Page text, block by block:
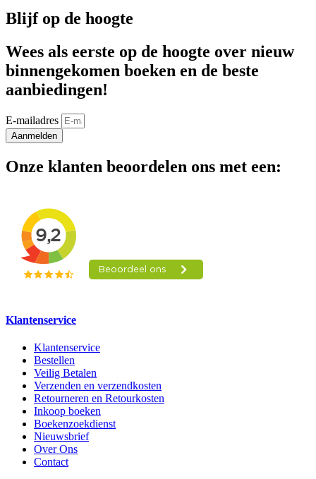
Blijf op de hoogte
Wees als eerste op de hoogte over nieuw
binnengekomen boeken en de beste
aanbiedingen!
E-mailadres
Aanmelden
Onze klanten beoordelen ons met een:
Klantenservice
Klantenservice
Bestellen
Veilig Betalen
Verzenden en verzendkosten
Retourneren en Retourkosten
Inkoop boeken
Boekenzoekdienst
Nieuwsbrief
Over Ons
Contact